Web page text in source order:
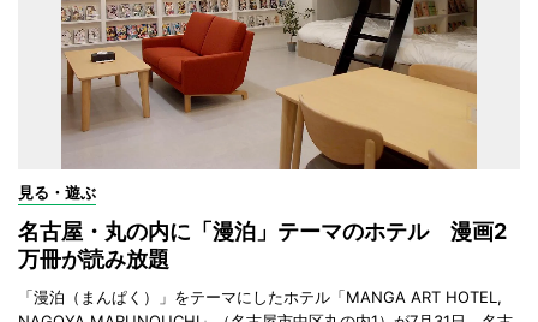
見る・遊ぶ
名古屋・丸の内に「漫泊」テーマのホテル 漫画2
万冊が読み放題
「漫泊（まんぱく）」をテーマにしたホテル「MANGA ART HOTEL,